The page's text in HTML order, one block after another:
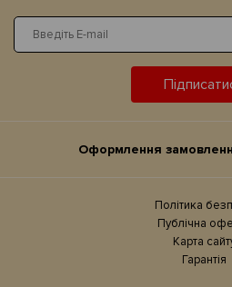
Оформлення
Політика
Публічна
Карта
Гарантія